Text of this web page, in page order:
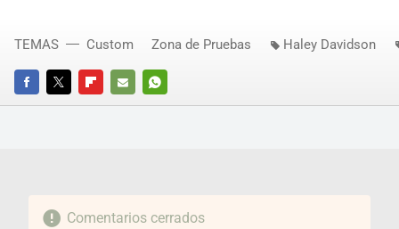
FACEBOOKTWITTERFLIPBOARD
E-
WHATSAPP
TEMAS Custom Zona de Pruebas Haley Davidson
Comentarios cerrados